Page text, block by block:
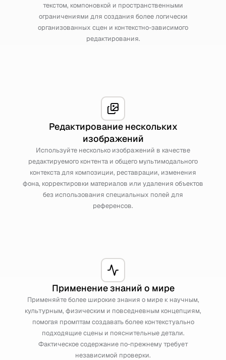
текстом, компоновкой и пространственными
ограничениями для создания более логически
организованных сцен и контекстно-зависимого
редактирования.
Редактирование нескольких
изображений
Используйте несколько изображений в качестве
редактируемого контента и общего мультимодального
контекста для композиции, реставрации, изменения
фона, корректировки материалов или удаления объектов
без использования специальных полей для
референсов.
Применение знаний о мире
Применяйте более широкие знания о мире к научным,
культурным, физическим и повседневным концепциям,
помогая промптам создавать более контекстуально
подходящие сцены и пояснительные детали.
Фактическое содержание по-прежнему требует
независимой проверки.